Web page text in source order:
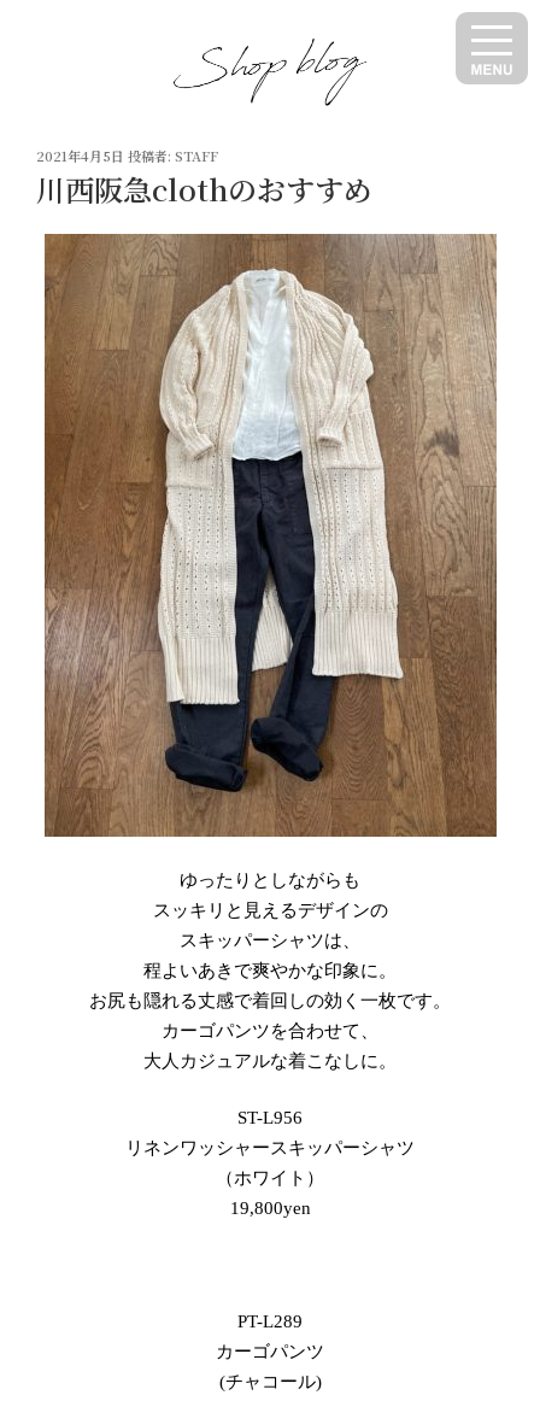
投
稿
日:
2021年4月5日 投稿者: STAFF
川西阪急clothのおすすめ
ゆったりとしながらも
スッキリと見えるデザインの
スキッパーシャツは、
程よいあきで爽やかな印象に。
お尻も隠れる丈感で着回しの効く一枚です。
カーゴパンツを合わせて、
大人カジュアルな着こなしに。
ST-L956
リネンワッシャースキッパーシャツ
（ホワイト）
19,800yen
PT-L289
カーゴパンツ
(チャコール)